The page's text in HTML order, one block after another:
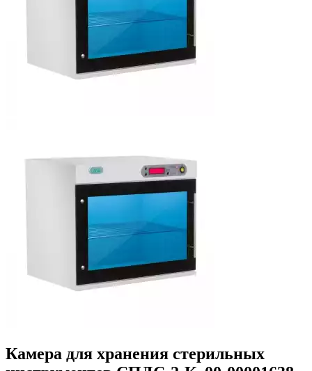
Камера для хранения стерильных